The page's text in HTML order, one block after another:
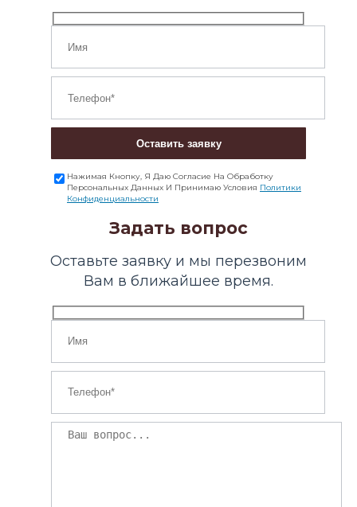
Оставить заявку
Нажимая Кнопку, Я Даю Согласие На Обработку
Персональных Данных И Принимаю Условия Политики
Конфиденциальности
Задать вопрос
Оставьте заявку и мы перезвоним
Вам в ближайшее время.